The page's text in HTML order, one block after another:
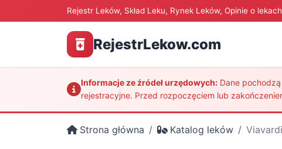
Rejestr Leków, Skład Leku, Rynek Leków, Opinie o lekach
RejestrLekow.com
Informacje ze źródeł urzędowych: Dane
rejestracyjne. Przed rozpoczęciem lub
Strona główna Katalog leków